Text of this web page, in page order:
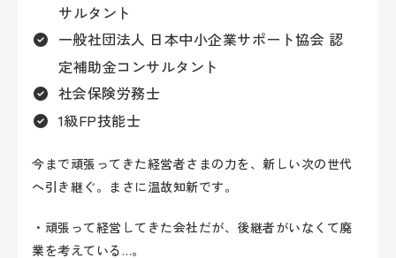
サルタント
一般社団法人 日本中小企業サポート協会 認
定補助金コンサルタント
社会保険労務士
1級FP技能士
今まで頑張ってきた経営者さまの力を、新しい次の世代
へ引き継ぐ。まさに温故知新です。
・頑張って経営してきた会社だが、後継者がいなくて廃
業を考えている…。